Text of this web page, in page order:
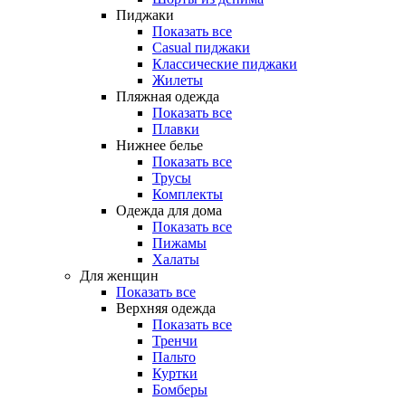
Пиджаки
Показать все
Casual пиджаки
Классические пиджаки
Жилеты
Пляжная одежда
Показать все
Плавки
Нижнее белье
Показать все
Трусы
Комплекты
Одежда для дома
Показать все
Пижамы
Халаты
Для женщин
Показать все
Верхняя одежда
Показать все
Тренчи
Пальто
Куртки
Бомберы